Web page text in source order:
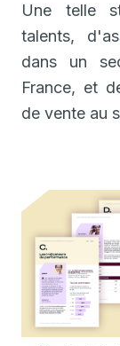
Une telle
talents,
dans un
France, et
de vente au